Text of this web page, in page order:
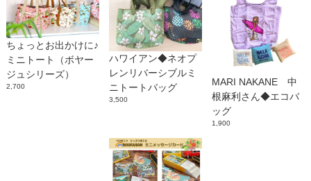
ちょっとお出かけに♪
ミニトート（ボヤー
ジュシリーズ）
2,700
ハワイアン◆ネオプ
レンリバーシブルミ
ニトートバッグ
3,500
MARI NAKANE 中
根麻利さん◆エコバ
ッグ
1,900